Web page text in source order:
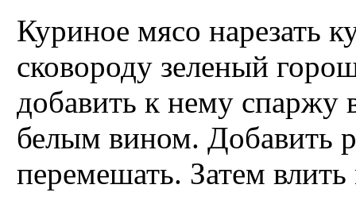
Куриное мясо нарезать
сковороду зеленый
добавить к нему спаржу
белым вином. Добавить
перемешать. Затем